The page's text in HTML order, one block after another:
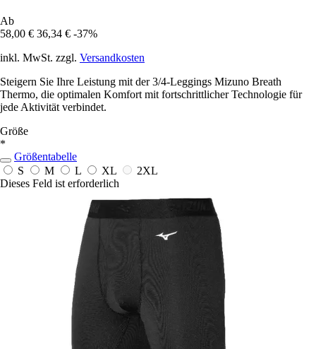
Ab
58,00 € 36,34 € -37%
inkl. MwSt. zzgl. Versandkosten
Steigern Sie Ihre Leistung mit der 3/4-Leggings Mizuno Breath
Thermo, die optimalen Komfort mit fortschrittlicher Technologie für
jede Aktivität verbindet.
Größe
*
Größentabelle
S
M L XL
2XL
Dieses Feld ist erforderlich